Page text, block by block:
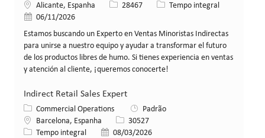
LocalAlicante, Espanha ID da vaga
28467 Tipo de cargo
Tempo integral
Data de publicação
06/11/2026
Estamos buscando un Experto en Ventas Minoristas Indirectas
para unirse a nuestro equipo y ayudar a transformar el futuro
de los productos libres de humo. Si tienes experiencia en ventas
y atención al cliente, ¡queremos conocerte!
Indirect Retail Sales Expert
Categoria
Commercial Operations
Padrão
LocalBarcelona, Espanha ID da vaga
30527
Tipo de cargo
Tempo integral Data de publicação
08/03/2026